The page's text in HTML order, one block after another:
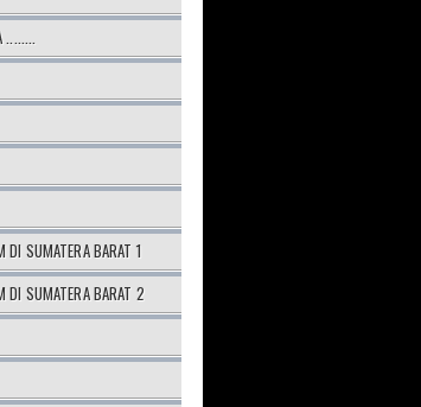
DI SUMATERA BARAT 1
DI SUMATERA BARAT 2